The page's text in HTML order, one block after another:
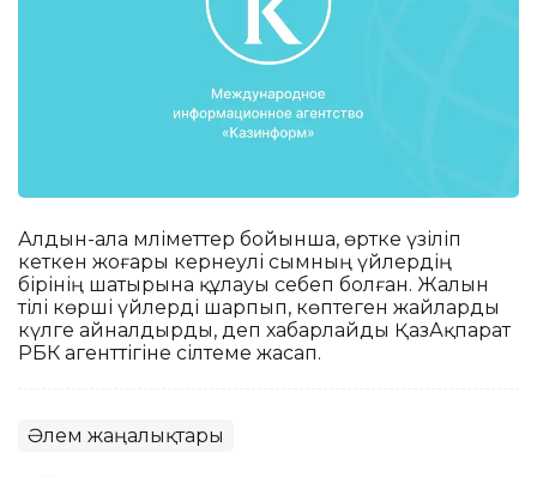
Алдын-ала мәліметтер бойынша, өртке үзіліп
кеткен жоғары кернеулі сымның үйлердің
бірінің шатырына құлауы себеп болған. Жалын
тілі көрші үйлерді шарпып, көптеген жайларды
күлге айналдырды, деп хабарлайды ҚазАқпарат
РБК агенттігіне сілтеме жасап.
Әлем жаңалықтары